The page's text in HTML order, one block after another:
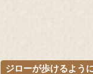
ジローが歩けるよう